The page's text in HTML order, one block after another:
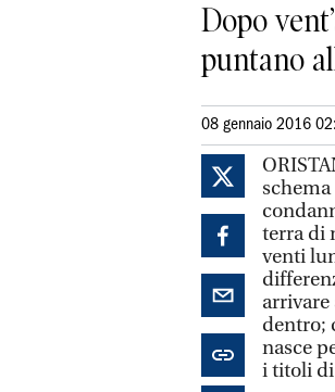
Dopo
puntano
08 gennaio 2016
terra di
venti
arrivare
dentro;
nasce
i titoli di